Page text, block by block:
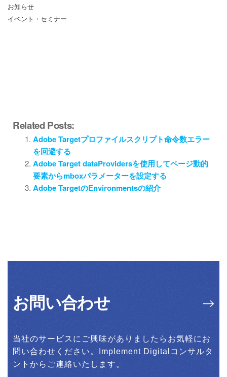
お知らせ
イベント・セミナー
Related Posts:
Adobe Targetプロファイルスクリプト命令数エラー
を回避する
Adobe Target dataProvidersを使用してページ動的
要素からmboxパラメーターを設定する
Adobe TargetのEnvironmentsの紹介
お問い合わせ
当社のサービスにご興味がありましたらお気軽にお
問い合わせください。Implement Digitalコンサルタ
ントからご連絡いたします。